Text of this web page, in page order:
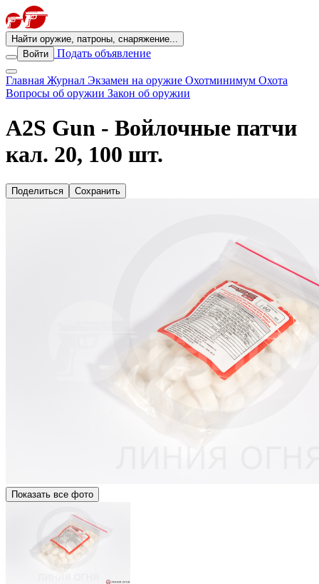
Найти оружие, патроны, снаряжение...
Войти
Подать объявление
Главная Журнал Экзамен на оружие Охотминимум Охота
Вопросы об оружии Закон об оружии
A2S Gun - Войлочные патчи
кал. 20, 100 шт.
Поделиться Сохранить
Показать все фото